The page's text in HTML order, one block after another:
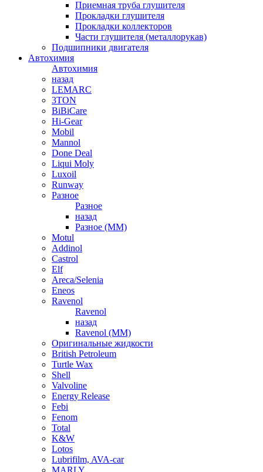
Приемная труба глушителя
Прокладки глушителя
Прокладки коллекторов
Части глушителя (металлорукав)
Подшипники двигателя
Автохимия
Автохимия
назад
LEMARC
3TON
BiBiCare
Hi-Gear
Mobil
Mannol
Done Deal
Liqui Moly
Luxoil
Runway
Разное
Разное
назад
Разное (ММ)
Motul
Addinol
Castrol
Elf
Areca/Selenia
Eneos
Ravenol
Ravenol
назад
Ravenol (ММ)
Оригинальные жидкости
British Petroleum
Turtle Wax
Shell
Valvoline
Energy Release
Febi
Fenom
Total
K&W
Lotos
Lubrifilm, AVA-car
MARLY